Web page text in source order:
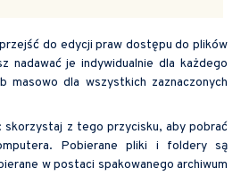
do edycji praw dostępu do plików
nadawać je indywidualnie dla każdego
masowo dla wszystkich zaznaczonych
: skorzystaj z tego przycisku, aby pobrać
Pobierane pliki i foldery są
w postaci spakowanego archiwum